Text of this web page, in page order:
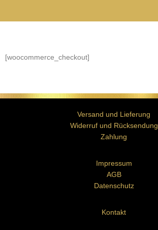
[woocommerce_checkout]
Impressum
AGB
Datenschutz
Versand und Lieferung
Widerruf und Rücksendung
Zahlung
Kontakt